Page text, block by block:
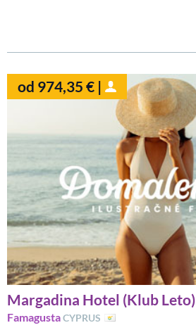
od 974,35 € |
Margadina Hotel (Klub Leto)
FamagustaCYPRUS